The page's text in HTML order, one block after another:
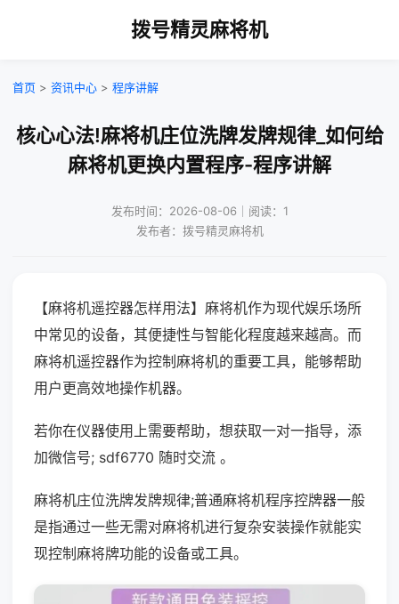
拨号精灵麻将机
首页 > 资讯中心 > 程序讲解
核心心法!麻将机庄位洗牌发牌规律_如何给
麻将机更换内置程序-程序讲解
发布时间：2026-08-06｜阅读：1
发布者：拨号精灵麻将机
【麻将机遥控器怎样用法】麻将机作为现代娱乐场所
中常见的设备，其便捷性与智能化程度越来越高。而
麻将机遥控器作为控制麻将机的重要工具，能够帮助
用户更高效地操作机器。
若你在仪器使用上需要帮助，想获取一对一指导，添
加微信号; sdf6770 随时交流 。
麻将机庄位洗牌发牌规律;普通麻将机程序控牌器一般
是指通过一些无需对麻将机进行复杂安装操作就能实
现控制麻将牌功能的设备或工具。